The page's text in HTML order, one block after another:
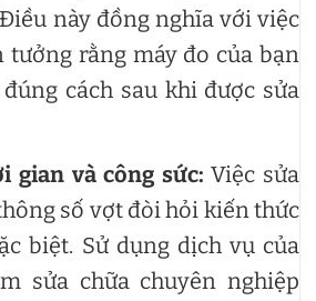
này đồng nghĩa với việc
tưởng rằng máy đo của bạn
cách sau khi được sửa
gian và công sức: Việc sửa
số vợt đòi hỏi kiến thức
biệt. Sử dụng dịch vụ của
sửa chữa chuyên nghiệp